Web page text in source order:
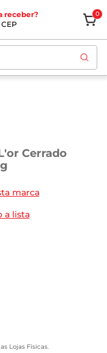
receber?
0
Cerrado
marca
a lista
Lojas Físicas.